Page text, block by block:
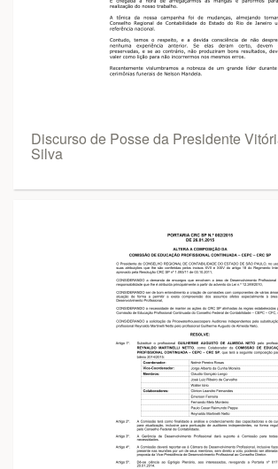
Discurso de Posse da Presidente
Silva